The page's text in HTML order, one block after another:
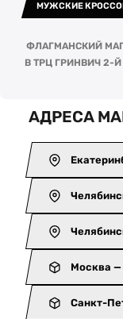
МУЖСКИЕ
ФЛАГМАНСКИЙ
В ТРЦ ГРИНВИЧ 2-
АДРЕСА
Москва
Санкт-